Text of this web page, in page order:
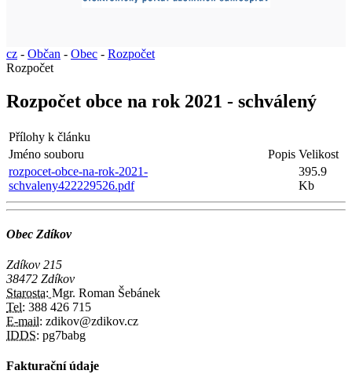
cz - Občan - Obec - Rozpočet
Rozpočet
Rozpočet obce na rok 2021 - schválený
Přílohy k článku
Jméno souboru
Popis Velikost
rozpocet-obce-na-rok-2021-
schvaleny422229526.pdf
395.9
Kb
Obec Zdíkov
Zdíkov 215
38472 Zdíkov
Starosta: Mgr. Roman Šebánek
Tel: 388 426 715
E-mail: zdikov@zdikov.cz
IDDS: pg7babg
Fakturační údaje